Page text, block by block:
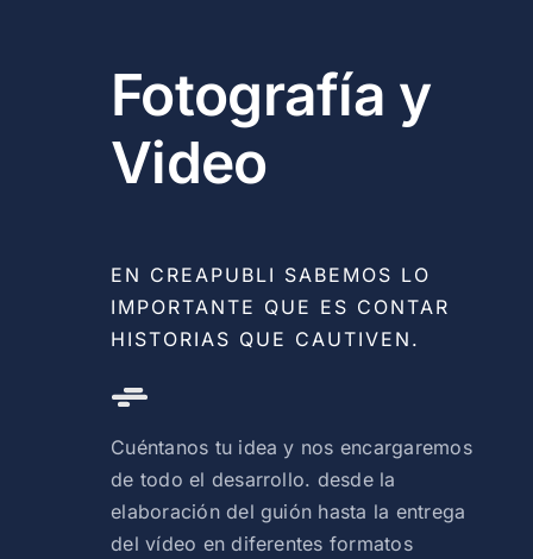
Fotografía y
Video
EN CREAPUBLI SABEMOS LO
IMPORTANTE QUE ES CONTAR
HISTORIAS QUE CAUTIVEN.
Cuéntanos tu idea y nos encargaremos
de todo el desarrollo. desde la
elaboración del guión hasta la entrega
del vídeo en diferentes formatos